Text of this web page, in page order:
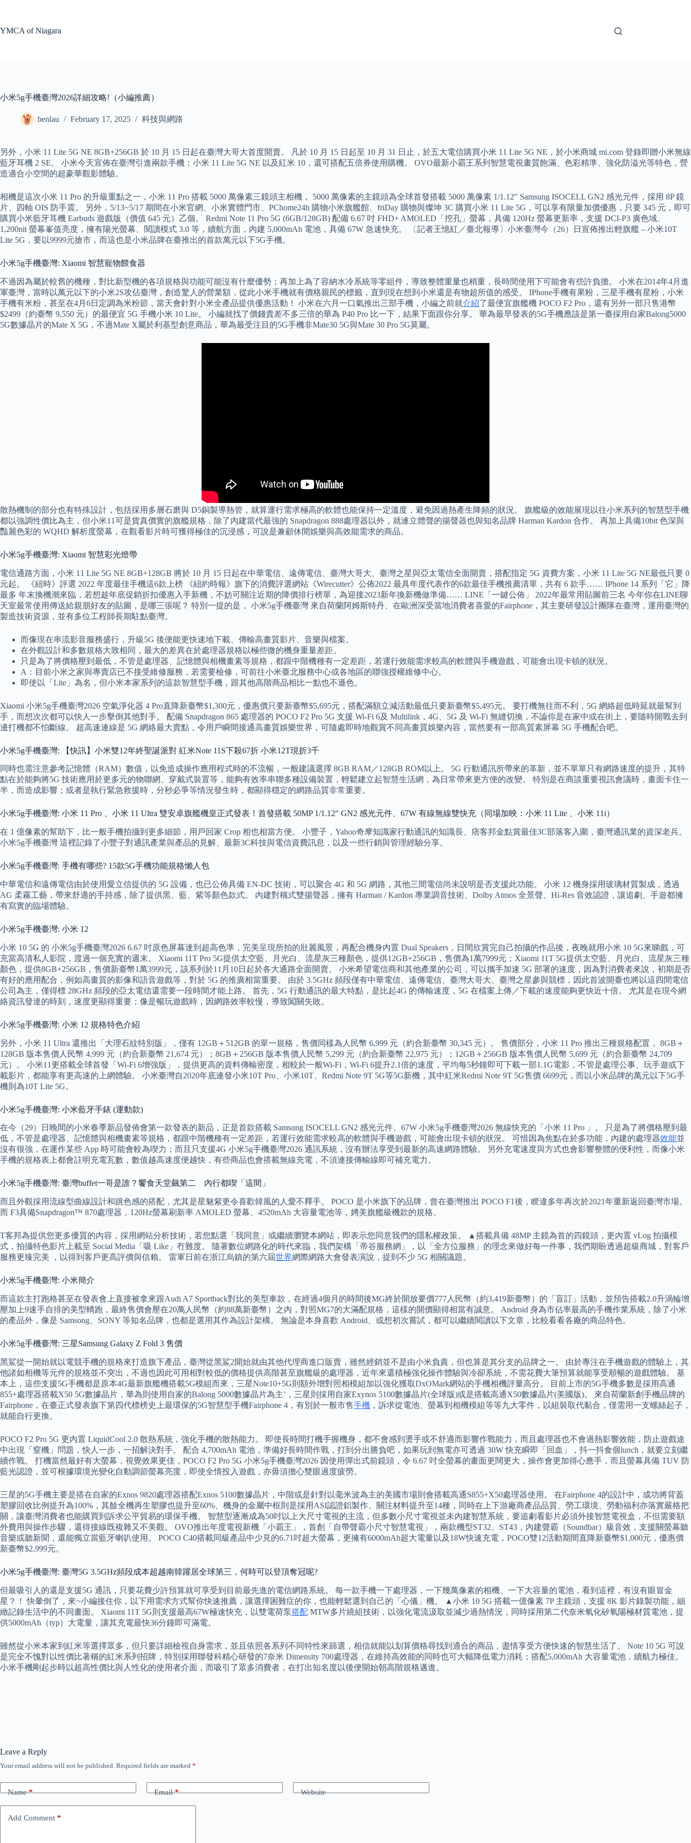
YMCA of Niagara
小米5g手機臺灣2026詳細攻略!（小編推薦）
benlau February 17, 2025 科技與網路
另外，小米 11 Lite 5G NE 8GB+256GB 於 10 月 15 日起在臺灣大哥大首度開賣。 凡於 10 月 15 日起至 10 月 31 日止，於五大電信購買小米 11 Lite 5G NE，於小米商城 mi.com 登錄即贈小米無線
藍牙耳機 2 SE。 小米今天宣佈在臺灣引進兩款手機：小米 11 Lite 5G NE 以及紅米 10，還可搭配五倍券使用購機。 OVO最新小霸王系列智慧電視畫質飽滿、色彩精準、強化防溢光等特色，營
造適合小空間的超豪華觀影體驗。
相機是這次小米 11 Pro 的升級重點之一，小米 11 Pro 搭載 5000 萬像素三鏡頭主相機， 5000 萬像素的主鏡頭為全球首發搭載 5000 萬像素 1/1.12″ Samsung ISOCELL GN2 感光元件，採用 8P 鏡
片、四軸 OIS 防手震。 另外，5/13~5/17 期間在小米官網、小米實體門市、PChome24h 購物小米旗艦館、friDay 購物與燦坤 3C 購買小米 11 Lite 5G，可以享有限量加價優惠，只要 345 元，即可
購買小米藍牙耳機 Earbuds 遊戲版（價值 645 元）乙個。 Redmi Note 11 Pro 5G (6GB/128GB) 配備 6.67 吋 FHD+ AMOLED「挖孔」螢幕，具備 120Hz 螢幕更新率，支援 DCI-P3 廣色域、
1,200nit 螢幕峯值亮度，擁有陽光螢幕、閱讀模式 3.0 等，續航方面，內建 5,000mAh 電池，具備 67W 急速快充。 〔記者王憶紅／臺北報導〕小米臺灣今（26）日宣佈推出輕旗艦 – 小米10T
Lite 5G，要以9999元搶市，而這也是小米品牌在臺推出的首款萬元以下5G手機。
小米5g手機臺灣: Xiaomi 智慧寵物餵食器
不過因為屬於較舊的機種，對比新型機的各項規格與功能可能沒有什麼優勢；再加上為了容納水冷系統等零組件，導致整體重量也稍重，長時間使用下可能會有些許負擔。 小米在2014年4月進
軍臺灣，當時以萬元以下的小米2S攻佔臺灣，創造驚人的營業額，從此小米手機就有價格親民的標籤，直到現在想到小米還是有物超所值的感受。 IPhone手機有果粉，三星手機有星粉，小米
手機有米粉，甚至在4月6日定調為米粉節，當天會針對小米全產品提供優惠活動！ 小米在六月一口氣推出三部手機，小編之前就介紹了最便宜旗艦機 POCO F2 Pro，還有另外一部只售港幣
$2499（約臺幣 9,550 元）的最便宜 5G 手機小米 10 Lite。 小編就找了價錢貴差不多三倍的華為 P40 Pro 比一下，結果下面跟你分享。 華為最早發表的5G手機應該是第一臺採用自家Balong5000
5G數據晶片的Mate X 5G，不過Mate X屬於利基型創意商品，華為最受注目的5G手機非Mate30 5G與Mate 30 Pro 5G莫屬。
散熱機制的部分也有特殊設計，包括採用多層石磨與 D5銅製導熱管，就算運行需求極高的軟體也能保持一定溫度，避免因過熱產生降頻的狀況。 旗艦級的效能展現以往小米系列的智慧型手機
都以強調性價比為主，但小米11可是貨真價實的旗艦規格，除了內建當代最強的 Snapdragon 888處理器以外，就連立體聲的揚聲器也與知名品牌 Harman Kardon 合作。 再加上具備10bit 色深與
豔麗色彩的 WQHD 解析度螢幕，在觀看影片時可獲得極佳的沉浸感，可說是兼顧休閒娛樂與高效能需求的商品。
小米5g手機臺灣: Xiaomi 智慧彩光燈帶
電信通路方面，小米 11 Lite 5G NE 8GB+128GB 將於 10 月 15 日起在中華電信、遠傳電信、臺灣大哥大、臺灣之星與亞太電信全面開賣，搭配指定 5G 資費方案，小米 11 Lite 5G NE最低只要 0
元起。 《紐時》評選 2022 年度最佳手機這6款上榜 《紐約時報》旗下的消費評選網站《Wirecutter》公佈2022 最具年度代表作的6款最佳手機推薦清單，共有 6 款手…… IPhone 14 系列「它」降
最多 年末換機潮來臨，若想趁年底促銷折扣優惠入手新機，不妨可關注近期的降價排行榜單，為迎接2023新年換新機做準備…… LINE「一鍵公佈」 2022年最常用貼圖前三名 今年你在LINE聊
天室最常使用傳送給親朋好友的貼圖，是哪三張呢？ 特別一提的是， 小米5g手機臺灣 來自荷蘭阿姆斯特丹、在歐洲深受當地消費者喜愛的Fairphone，其主要研發設計團隊在臺灣，運用臺灣的
製造技術資源，並有多位工程師長期駐點臺灣。
而像現在串流影音服務盛行，升級5G 後便能更快速地下載、傳輸高畫質影片、音樂與檔案。
在外觀設計和多數規格大致相同，最大的差異在於處理器規格以極些微的機身重量差距。
只是為了將價格壓到最低，不管是處理器、記憶體與相機畫素等規格，都跟中階機種有一定差距，若運行效能需求較高的軟體與手機遊戲，可能會出現卡頓的狀況。
A：目前小米之家與專賣店已不接受維修服務，若需要檢修，可前往小米臺北服務中心或各地區的聯強授權維修中心。
即使以「Lite」為名，但小米本家系列的這款智慧型手機，跟其他高階商品相比一點也不遜色。
Xiaomi 小米5g手機臺灣2026 空氣淨化器 4 Pro直降新臺幣$1,300元，優惠價只要新臺幣$5,695元，搭配滿額立減活動最低只要新臺幣$5,495元。 要打機無往而不利，5G 網絡超低時延就最幫到
手，而想次次都可以快人一步擊倒其他對手。 配備 Snapdragon 865 處理器的 POCO F2 Pro 5G 支援 Wi-Fi 6及 Multilink，4G、5G 及 Wi-Fi 無縫切換，不論你是在家中或在街上，要隨時開戰去到
邊打機都不怕斷線。 超高速連線是 5G 網絡最大賣點，令用戶瞬間接通高畫質娛樂世界，可隨處即時地觀賞不同高畫質娛樂內容，當然要有一部高質素屏幕 5G 手機配合吧。
小米5g手機臺灣: 【快訊】小米雙12年終聖誕派對 紅米Note 11S下殺67折 小米12T現折3千
同時也需注意參考記憶體（RAM）數值，以免造成操作應用程式時的不流暢，一般建議選擇 8GB RAM／128GB ROM以上。 5G 行動通訊所帶來的革新，並不單單只有網路速度的提升，其特
點在於能夠將5G 技術應用於更多元的物聯網、穿戴式裝置等，能夠有效率串聯多種設備裝置，輕鬆建立起智慧生活網，為日常帶來更方便的改變。 特別是在商談重要視訊會議時，畫面卡住一
半，而造成影響；或者是執行緊急救援時，分秒必爭等情況發生時，都顯得穩定的網路品質非常重要。
小米5g手機臺灣: 小米 11 Pro 、小米 11 Ultra 雙安卓旗艦機皇正式發表！首發搭載 50MP 1/1.12″ GN2 感光元件、67W 有線無線雙快充（同場加映：小米 11 Lite 、小米 11i）
在 1 億像素的幫助下，比一般手機拍攝到更多細節，用戶回家 Crop 相也相當方便。 小豐子，Yahoo奇摩知識家行動通訊的知識長、痞客邦金點賞最佳3C部落客入圍，臺灣通訊業的資深老兵。
小米5g手機臺灣 這裡記錄了小豐子對通訊產業與產品的見解、最新3C科技與電信資費訊息，以及一些行銷與管理經驗分享。
小米5g手機臺灣: 手機有哪些? 15款5G手機功能規格懶人包
中華電信和遠傳電信由於使用愛立信提供的 5G 設備，也已公佈具備 EN-DC 技術，可以聚合 4G 和 5G 網路，其他三間電信尚未說明是否支援此功能。 小米 12 機身採用玻璃材質製成，透過
AG 柔霧工藝，帶來舒適的手持感，除了提供黑、藍、紫等顏色款式。 內建對稱式雙揚聲器，擁有 Harman / Kardon 專業調音技術、Dolby Atmos 全景聲、Hi-Res 音效認證，讓追劇、手遊都擁
有寫實的臨場體驗。
小米5g手機臺灣: 小米 12
小米 10 5G 的 小米5g手機臺灣2026 6.67 吋原色屏幕達到超高色準，完美呈現所拍的壯麗風景，再配合機身內置 Dual Speakers，日間欣賞完自己拍攝的作品後，夜晚就用小米 10 5G來睇戲，可
充當高清私人影院，渡過一個充實的週末。 Xiaomi 11T Pro 5G提供太空藍、月光白、流星灰三種顏色，提供12GB+256GB，售價為1萬7999元；Xiaomi 11T 5G提供太空藍、月光白、流星灰三種
顏色，提供8GB+256GB，售價新臺幣1萬3999元，該系列於11月10日起於各大通路全面開賣。 小米希望電信商和其他產業的公司，可以攜手加速 5G 部署的速度，因為對消費者來說，初期是否
有好的應用配合，例如高畫質的影像和語音遊戲等，對於 5G 的推廣相當重要。 由於 3.5GHz 頻段僅有中華電信、遠傳電信、臺灣大哥大、臺灣之星參與競標，因此首波開臺也將以這四間電信
公司為主，僅得標 28GHz 頻段的亞太電信還需要一段時間才能上路。 首先，5G 行動通訊的最大特點，是比起4G 的傳輸速度，5G 在檔案上傳／下載的速度能夠更快近十倍。 尤其是在現今網
絡資訊發達的時刻，速度更顯得重要；像是暢玩遊戲時，因網路效率較慢，導致闖關失敗。
小米5g手機臺灣: 小米 12 規格特色介紹
另外，小米 11 Ultra 還推出「大理石紋特別版」，僅有 12GB＋512GB 的單一規格，售價同樣為人民幣 6,999 元（約合新臺幣 30,345 元）。 售價部分，小米 11 Pro 推出三種規格配置， 8GB＋
128GB 版本售價人民幣 4,999 元（約合新臺幣 21,674 元）；8GB＋256GB 版本售價人民幣 5,299 元（約合新臺幣 22,975 元）；12GB＋256GB 版本售價人民幣 5,699 元（約合新臺幣 24,709
元）。 小米11更搭載全球首發「Wi-Fi 6增強版」，提供更高的資料傳輸密度，相較於一般Wi-Fi，Wi-Fi 6提升2.1倍的速度，平均每5秒鐘即可下載一部1.1G電影，不管是處理公事、玩手遊或下
載影片，都能享有更高速的上網體驗。 小米臺灣自2020年底連發小米10T Pro、小米10T、Redmi Note 9T 5G等5G新機，其中紅米Redmi Note 9T 5G售價 6699元，而以小米品牌的萬元以下5G手
機則為10T Lite 5G。
小米5g手機臺灣: 小米藍牙手錶 (運動款)
在今（29）日晚間的小米春季新品發佈會第一款發表的新品，正是首款搭載 Samsung ISOCELL GN2 感光元件、67W 小米5g手機臺灣2026 無線快充的「小米 11 Pro 」。 只是為了將價格壓到最
低，不管是處理器、記憶體與相機畫素等規格，都跟中階機種有一定差距，若運行效能需求較高的軟體與手機遊戲，可能會出現卡頓的狀況。 可惜因為焦點在於多功能，內建的處理器效能並
沒有很強，在運作某些 App 時可能會較為喫力；而且只支援4G 小米5g手機臺灣2026 通訊系統，沒有辦法享受到最新的高速網路體驗。 另外充電速度與方式也會影響整體的便利性，而像小米
手機的規格表上都會註明充電瓦數，數值越高速度便越快，有些商品也會搭載無線充電，不須連接傳輸線即可補充電力。
小米5g手機臺灣: 臺灣buffet一哥是誰？饗食天堂飆第二 內行都喫「這間」
而且外觀採用流線型曲線設計和跳色感的搭配，尤其是星魅紫更令喜歡韓風的人愛不釋手。 POCO 是小米旗下的品牌，曾在臺灣推出 POCO F1後，睽違多年再次於2021年重新返回臺灣市場。
而 F3具備Snapdragon™ 870處理器，120Hz螢幕刷新率 AMOLED 螢幕、4520mAh 大容量電池等，娉美旗艦級機款的規格。
T客邦為提供您更多優質的內容，採用網站分析技術，若您點選「我同意」或繼續瀏覽本網站，即表示您同意我們的隱私權政策。 ▲搭載具備 48MP 主鏡為首的四鏡頭，更內置 vLog 拍攝模
式，拍攝特色影片上載至 Social Media「吸 Like」冇難度。 隨著數位網路化的時代來臨，我們架構「帝谷服務網」，以「全方位服務」的理念來做好每一件事，我們期盼透過超級商城，對客戶
服務更臻完美 ，以得到客戶更高評價與信賴。 雷軍日前在浙江烏鎮的第六屆世界網際網路大會發表演說，提到不少 5G 相關議題。
小米5g手機臺灣: 小米簡介
而這款主打跑格甚至在發表會上直接被拿來跟Audi A7 Sportback對比的美型車款，在經過4個月的時間後MG終於開放要價777人民幣（約3,419新臺幣）的「盲訂」活動，並預告搭載2.0升渦輪增
壓加上9速手自排的美型轎跑，最終售價會壓在20萬人民幣（約88萬新臺幣）之內，對照MG7的大滿配規格，這樣的開價顯得相當有誠意。 Android 身為市佔率最高的手機作業系統，除了小米
的產品外，像是 Samsong、SONY 等知名品牌，也都是選用其作為設計架構。 無論是本身喜歡 Android、或想初次嘗試，都可以繼續閱讀以下文章，比較看看各廠的商品特色。
小米5g手機臺灣: 三星Samsung Galaxy Z Fold 3 售價
黑鯊從一開始就以電競手機的規格來打造旗下產品，臺灣從黑鯊2開始就由其他代理商進口販賣，雖然經銷並不是由小米負責，但也算是其分支的品牌之一。 由於專注在手機遊戲的體驗上，其
他諸如相機等元件的規格並不突出，不過也因此可用相對較低的價格提供高階甚至旗艦級的處理器，近年來還積極強化操作體驗與冷卻系統，不需花費大筆預算就能享受順暢的遊戲體驗。 基
本上，這些支援5G手機都是原本4G最新旗艦機搭載5G模組而來，三星Note10+5G則額外增對照相模組加以強化獲取DxOMark網站的手機相機評量高分。 目前上市的5G手機多數是採用高通
855+處理器搭載X50 5G數據晶片，華為則使用自家的Balong 5000數據晶片為主’，三星則採用自家Exynos 5100數據晶片(全球版)或是搭載高通X50數據晶片(美國版)。 來自荷蘭新創手機品牌的
Fairphone，在臺正式發表旗下第四代標榜史上最環保的5G智慧型手機Fairphone 4，有別於一般市售手機 ，訴求從電池、螢幕到相機模組等等九大零件，以組裝取代黏合，僅需用一支螺絲起子，
就能自行更換。
POCO F2 Pro 5G 更內置 LiquidCool 2.0 散熱系統，強化手機的散熱能力。 即使長時間打機手握機身，都不會感到燙手或不舒適而影響作戰能力，而且處理器也不會過熱影響效能，防止遊戲途
中出現「窒機」問題，快人一步，一招解決對手。 配合 4,700mAh 電池，準備好長時間作戰，打到分出勝負吧，如果玩到無電亦可透過 30W 快充瞬即「回血」，抖一抖食個lunch，就要立刻繼
續作戰。 打機當然最好有大螢幕，視覺效果更佳，POCO F2 Pro 5G 小米5g手機臺灣2026 因使用彈出式前鏡頭，令 6.67 吋全螢幕的畫面更闊更大，操作會更加得心應手，而且螢幕具備 TUV 防
藍光認證，並可根據環境光變化自動調節螢幕亮度，即使全情投入遊戲，亦毋須擔心雙眼過度疲勞。
三星的5G手機主要是搭在自家的Exnos 9820處理器搭配Exnos 5100數據晶片，中階或是針對以毫米波為主的美國市場則會搭載高通S855+X50處理器使用。 在Fairphone 4的設計中，成功將背蓋
塑膠回收比例提升為100%，其餘全機再生塑膠也提升至60%、機身的金屬中框則是採用ASI認證鋁製作、關注材料提升至14種，同時在上下游廠商產品品質、勞工環境、勞動福利亦落實嚴格把
關，讓臺灣消費者也能購買到訴求公平貿易的環保手機。 智慧型逐漸成為50吋以上大尺寸電視的主流，但多數小尺寸電視並未內建智慧系統，要追劇看影片必須外接智慧電視盒，不但需要額
外費用與操作步驟，還得接線既複雜又不美觀。 OVO推出年度電視新機「小霸王」，首創「自帶聲霸小尺寸智慧電視」，兩款機型ST32、ST43，內建聲霸（Soundbar）級音效，支援關螢幕聽
音樂或聽新聞，還能獨立當藍牙喇叭使用。 POCO C40搭載同級產品中少見的6.71吋超大螢幕，更擁有6000mAh超大電量以及18W快速充電，POCO雙12活動期間直降新臺幣$1,000元，優惠價
新臺幣$2,999元。
小米5g手機臺灣: 臺灣5G 3.5GHz頻段成本超越南韓躍居全球第三，何時可以登頂奪冠呢?
但最吸引人的還是支援5G 通訊，只要花費少許預算就可享受到目前最先進的電信網路系統。 每一款手機一下處理器，一下幾萬像素的相機、一下大容量的電池，看到這裡，有沒有眼冒金
星？！ 快暈倒了，來~小編接住你，以下用需求方式幫你快速推薦，讓選擇困難症的你，也能輕鬆選到自己的「心儀」機。 ▲小米 10 5G 搭載一億像素 7P 主鏡頭，支援 8K 影片錄製功能，細
緻記錄生活中的不同畫面。 Xiaomi 11T 5G則支援最高67W極速快充，以雙電荷泵搭配 MTW多片繞組技術，以強化電流汲取並減少過熱情況，同時採用第二代奈米氧化矽氧陽極材質電池，提
供5000mAh（typ）大電量，讓其充電最快36分鐘即可滿電。
雖然從小米本家到紅米等選擇眾多，但只要詳細檢視自身需求，並且依照各系列不同特性來篩選，相信就能以划算價格尋找到適合的商品，盡情享受方便快速的智慧生活了。 Note 10 5G 可說
是完全不愧對以性價比著稱的紅米系列招牌，特別採用聯發科精心研發的7奈米 Dimensity 700處理器，在維持高效能的同時也可大幅降低電力消耗；搭配5,000mAh 大容量電池，續航力極佳。
小米手機剛起步時以超高性價比與人性化的使用者介面，而吸引了眾多消費者，在打出知名度以後便開始朝高階規格邁進。
Leave a Reply
Your email address will not be published. Required fields are marked *
Name* Email* Website
Add Comment *